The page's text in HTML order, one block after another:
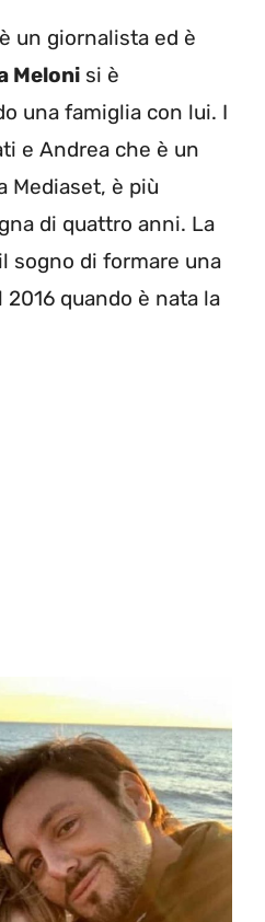
è un giornalista ed è
Meloni si è
una famiglia con lui. I
e Andrea che è un
Mediaset, è più
di quattro anni. La
sogno di formare una
quando è nata la